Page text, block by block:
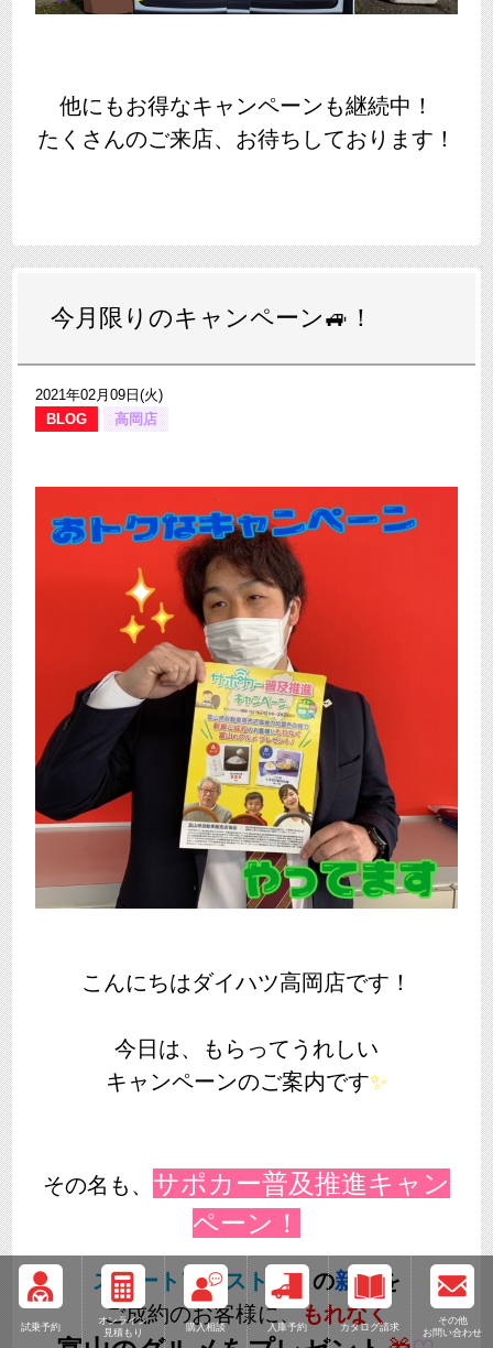
試乗予約
オンライン
見積もり
購入相談 入庫予約 カタログ請求
その他
お問い合わせ
他にもお得なキャンペーンも継続中！
たくさんのご来店、お待ちしております！
今月限りのキャンペーン🚙！
2021年02月09日(火)
BLOG
高岡店
こんにちはダイハツ高岡店です！
今日は、もらってうれしい
キャンペーンのご案内です✨
その名も、 サポカー普及推進キャン
ペーン！
スマートアシスト付き の新車を
ご成約のお客様に、もれなく